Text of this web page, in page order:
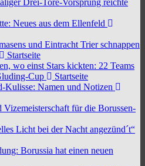
Drei-Tore-Vorsprung reichte
Neues aus dem Ellenfeld
und Eintracht Trier schnappen
Startseite
wo einst Stars kickten: 22 Teams
Cup
Startseite
Kulisse: Namen und Notizen
Vizemeisterschaft für die Borussen-
Licht bei der Nacht angezünd´t“
Borussia hat einen neuen